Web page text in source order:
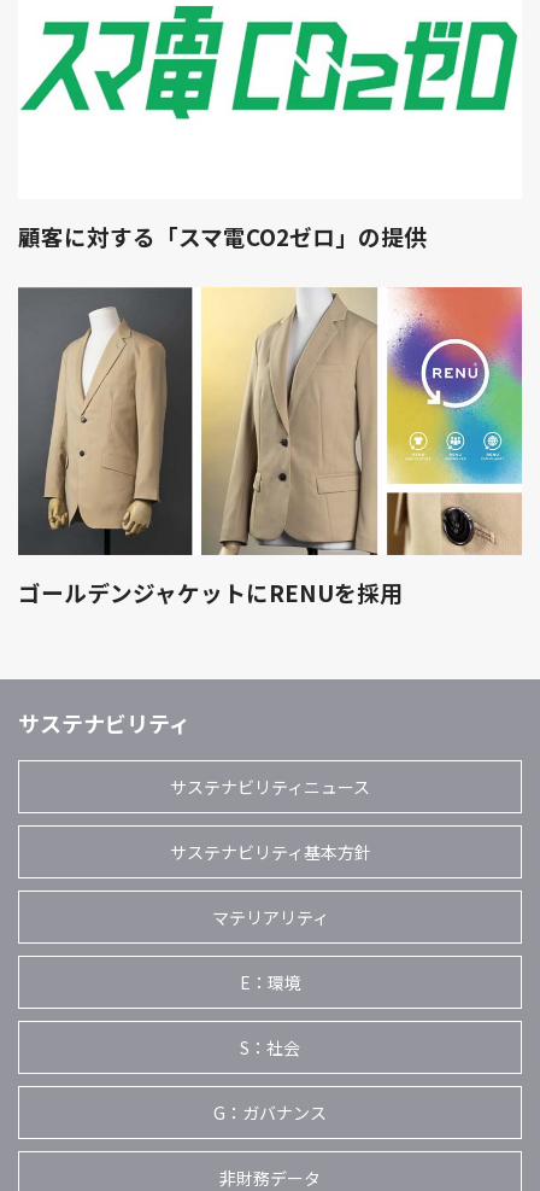
顧客に対する「スマ電CO2ゼロ」の提供
ゴールデンジャケットにRENUを採用
サステナビリティ
サステナビリティニュース
サステナビリティ基本方針
マテリアリティ
E：環境
S：社会
G：ガバナンス
非財務データ